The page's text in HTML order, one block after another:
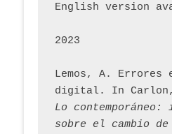
English version
2023
Lemos, A.
Lo contemporáneo:
sobre el cambio de